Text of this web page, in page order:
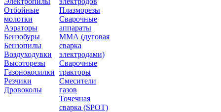
Отбойные
молотки
Аэраторы
Бензобуры
Бензопилы
Воздуходувки
Высоторезы
Газонокосилки
Резчики
Дровоколы
Плазморезы
Сварочные
аппараты
ММА (дуговая
сварка
электродами)
Сварочные
тракторы
Смесители
газов
Точечная
сварка (SPOT)